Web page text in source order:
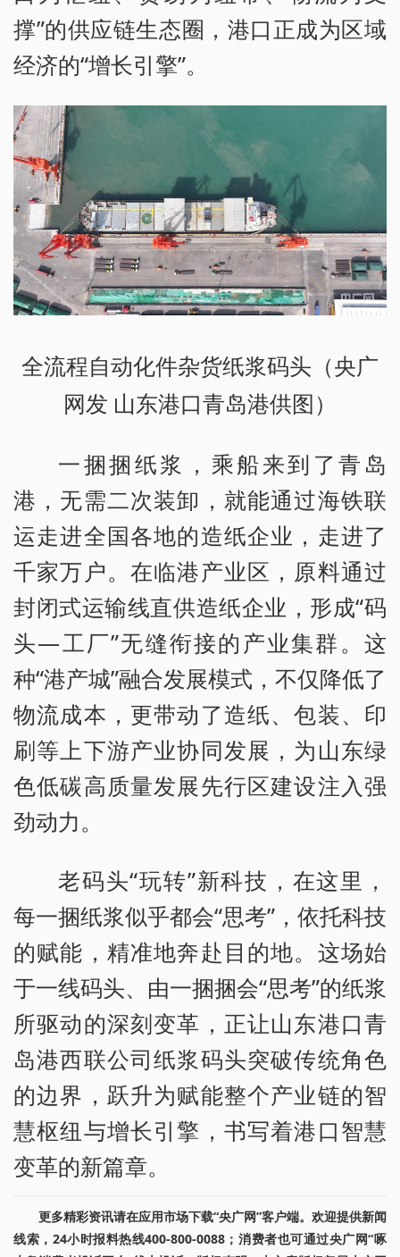
撑”的供应链生态圈，港口正成为区域
经济的“增长引擎”。
全流程自动化件杂货纸浆码头（央广
网发 山东港口青岛港供图）
一捆捆纸浆，乘船来到了青岛
港，无需二次装卸，就能通过海铁联
运走进全国各地的造纸企业，走进了
千家万户。在临港产业区，原料通过
封闭式运输线直供造纸企业，形成“码
头—工厂”无缝衔接的产业集群。这
种“港产城”融合发展模式，不仅降低了
物流成本，更带动了造纸、包装、印
刷等上下游产业协同发展，为山东绿
色低碳高质量发展先行区建设注入强
劲动力。
老码头“玩转”新科技，在这里，
每一捆纸浆似乎都会“思考”，依托科技
的赋能，精准地奔赴目的地。这场始
于一线码头、由一捆捆会“思考”的纸浆
所驱动的深刻变革，正让山东港口青
岛港西联公司纸浆码头突破传统角色
的边界，跃升为赋能整个产业链的智
慧枢纽与增长引擎，书写着港口智慧
变革的新篇章。
更多精彩资讯请在应用市场下载“央广网”客户端。欢迎提供新闻
线索，24小时报料热线400-800-0088；消费者也可通过央广网“啄